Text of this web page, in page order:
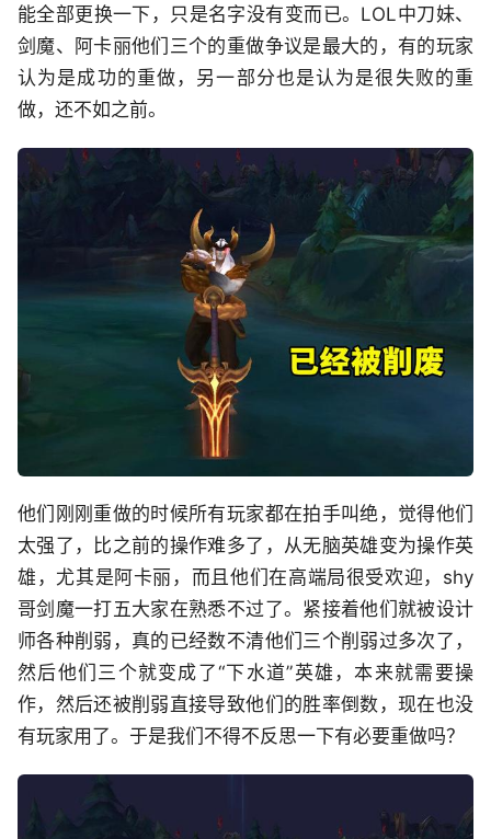
能全部更换一下，只是名字没有变而已。LOL中刀妹、
剑魔、阿卡丽他们三个的重做争议是最大的，有的玩家
认为是成功的重做，另一部分也是认为是很失败的重
做，还不如之前。
他们刚刚重做的时候所有玩家都在拍手叫绝，觉得他们
太强了，比之前的操作难多了，从无脑英雄变为操作英
雄，尤其是阿卡丽，而且他们在高端局很受欢迎，shy
哥剑魔一打五大家在熟悉不过了。紧接着他们就被设计
师各种削弱，真的已经数不清他们三个削弱过多次了，
然后他们三个就变成了“下水道”英雄，本来就需要操
作，然后还被削弱直接导致他们的胜率倒数，现在也没
有玩家用了。于是我们不得不反思一下有必要重做吗？